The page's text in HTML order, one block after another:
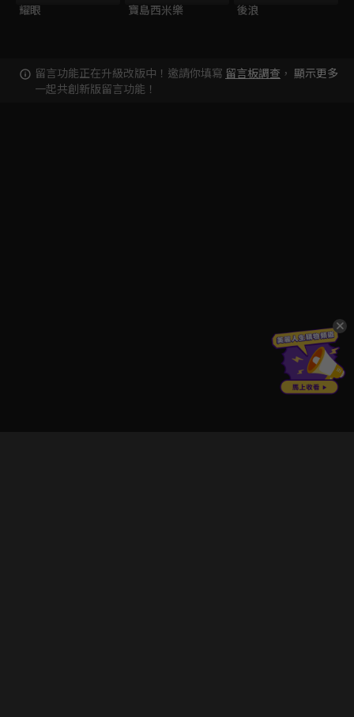
耀眼 寶島西米樂 後浪
留言功能正在升級改版中！邀請你填寫 留言板調查 ，
一起共創新版留言功能！
顯示更多